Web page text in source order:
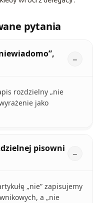
pytania
rozdzielny „nie
jako
pisowni
„nie” zapisujemy
a „nie